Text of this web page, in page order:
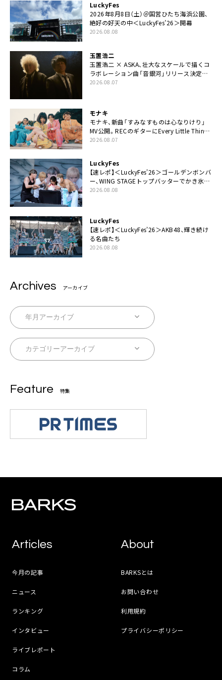
LuckyFes
2026年8月8日（土）＠国営ひたち海浜公園、
絶好の好天の中＜LuckyFes’26＞開幕
2026.08.08
玉置浩二
玉置浩二 × ASKA、壮大なスケールで描くコ
ラボレーション曲「音銀河」リリース決定。
カップリングには新曲「命の宿り」収録も
2026.08.07
モナキ
モナキ、新曲「すみなすものは心なりけり」
MV公開。RECのギターにEvery Little Thing・
伊藤一朗参加も
2026.08.07
LuckyFes
【速レポ】＜LuckyFes’26＞ゴールデンボンバ
ー、WING STAGEトップバッターでかき氷爆
食いや瓦割り「みなさん完璧です！」
2026.08.08
LuckyFes
【速レポ】＜LuckyFes’26＞AKB48、輝き続け
る名曲たち
2026.08.08
Archives アーカイブ
Feature 特集
Articles
今月の記事
ニュース
ランキング
インタビュー
ライブレポート
コラム
About
BARKSとは
お問い合わせ
利用規約
プライバシーポリシー